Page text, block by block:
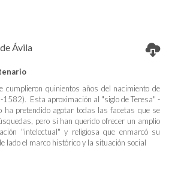
Ávila
cumplieron quinientos años del nacimiento de
1582). Esta aproximación al "siglo de Teresa" -
ha pretendido agotar todas las facetas que se
pero sí han querido ofrecer un amplio
"intelectual" y religiosa que enmarcó su
lado el marco histórico y la situación social